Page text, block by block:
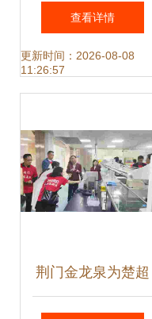
供应链时代 以医药
行业为例的供应链
务
查看详情
更新时间：2026-08-08
11:26:57
荆门金龙泉为楚超